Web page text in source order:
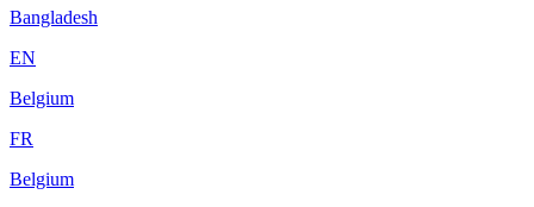
Bangladesh
EN
Belgium
FR
Belgium